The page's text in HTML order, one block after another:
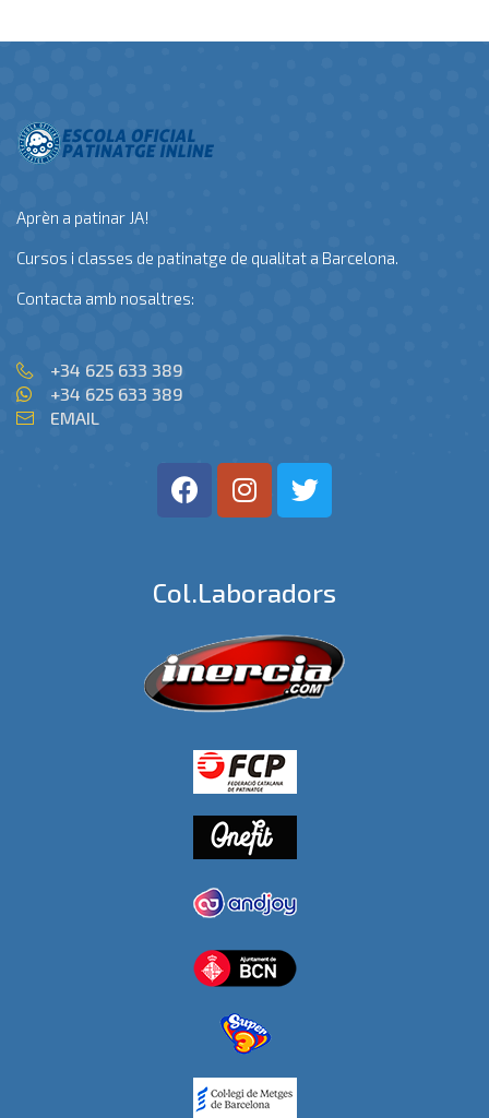
Aprèn a patinar JA!
Cursos i classes de patinatge de qualitat a Barcelona.
Contacta amb nosaltres:
+34 625 633 389
+34 625 633 389
EMAIL
Col.laboradors